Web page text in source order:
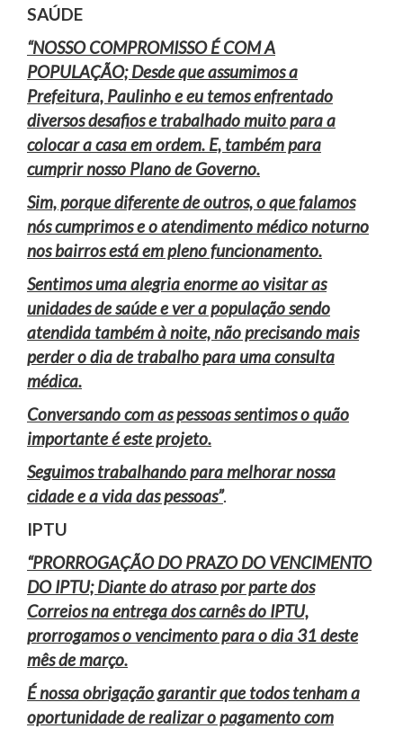
SAÚDE
“NOSSO COMPROMISSO É COM A
POPULAÇÃO; Desde que assumimos a
Prefeitura, Paulinho e eu temos enfrentado
diversos desafios e trabalhado muito para a
colocar a casa em ordem. E, também para
cumprir nosso Plano de Governo.
Sim, porque diferente de outros, o que falamos
nós cumprimos e o atendimento médico noturno
nos bairros está em pleno funcionamento.
Sentimos uma alegria enorme ao visitar as
unidades de saúde e ver a população sendo
atendida também à noite, não precisando mais
perder o dia de trabalho para uma consulta
médica.
Conversando com as pessoas sentimos o quão
importante é este projeto.
Seguimos trabalhando para melhorar nossa
cidade e a vida das pessoas”.
IPTU
“PRORROGAÇÃO DO PRAZO DO VENCIMENTO
DO IPTU; Diante do atraso por parte dos
Correios na entrega dos carnês do IPTU,
prorrogamos o vencimento para o dia 31 deste
mês de março.
É nossa obrigação garantir que todos tenham a
oportunidade de realizar o pagamento com